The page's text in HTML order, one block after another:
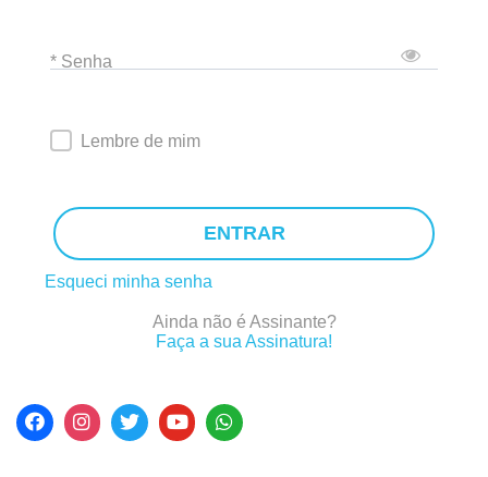
* Senha
Lembre de mim
ENTRAR
Esqueci minha senha
Ainda não é Assinante?
Faça a sua Assinatura!